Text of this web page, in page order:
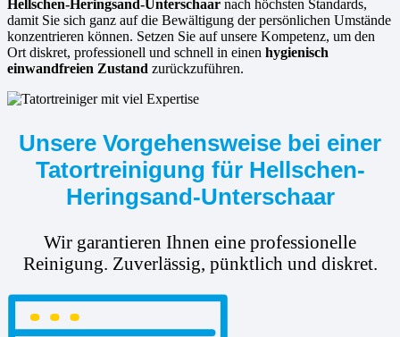
Hellschen-Heringsand-Unterschaar nach höchsten Standards,
damit Sie sich ganz auf die Bewältigung der persönlichen Umstände
konzentrieren können. Setzen Sie auf unsere Kompetenz, um den
Ort diskret, professionell und schnell in einen hygienisch
einwandfreien Zustand zurückzuführen.
Unsere Vorgehensweise bei einer
Tatortreinigung für Hellschen-
Heringsand-Unterschaar
Wir garantieren Ihnen eine professionelle
Reinigung. Zuverlässig, pünktlich und diskret.